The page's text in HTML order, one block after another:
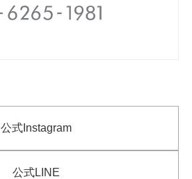
公式Instagram
公式LINE